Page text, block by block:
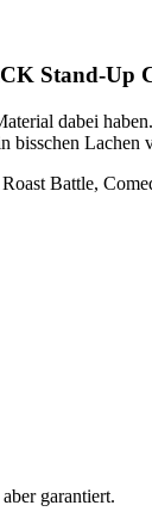
Stand-
dabei
bisschen
Battle,
garantiert.